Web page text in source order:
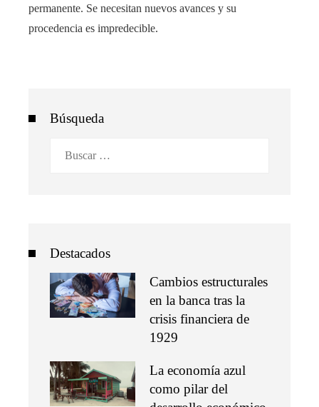
permanente. Se necesitan nuevos avances y su
procedencia es impredecible.
Búsqueda
Destacados
Cambios estructurales
en la banca tras la
crisis financiera de
1929
La economía azul
como pilar del